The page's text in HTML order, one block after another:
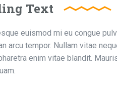
Text
euismod mi eu congue
arcu tempor. Nullam vitae
enim vitae blandit.